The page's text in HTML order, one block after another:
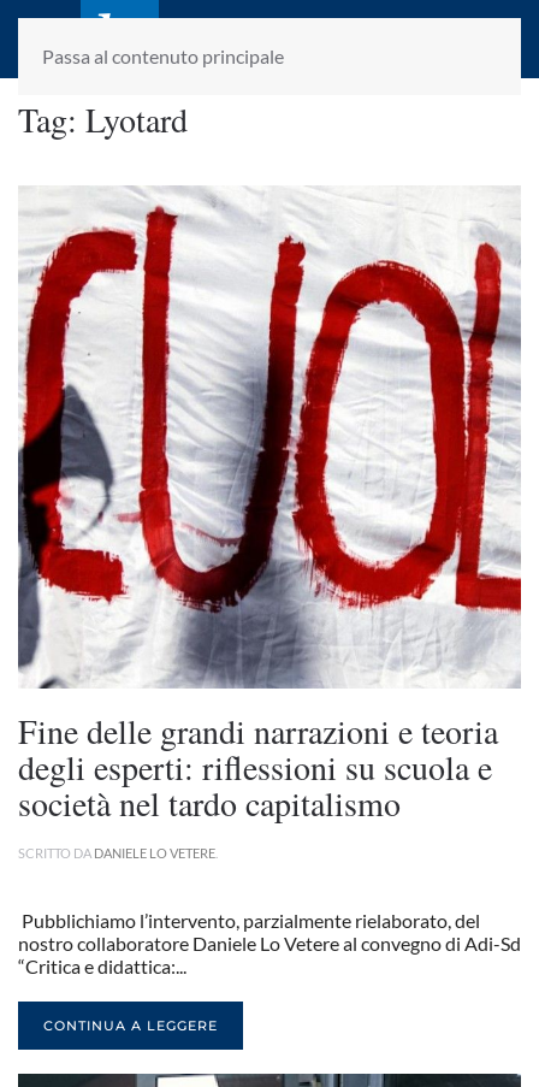
Passa al contenuto principale
laletteraturaenoi.it
fondato da Romano Luperini
Tag: Lyotard
Fine delle grandi narrazioni e teoria
degli esperti: riflessioni su scuola e
società nel tardo capitalismo
SCRITTO DA DANIELE LO VETERE
Pubblichiamo l’intervento, parzialmente rielaborato, del
nostro collaboratore Daniele Lo Vetere al convegno di Adi-Sd
“Critica e didattica:...
CONTINUA A LEGGERE